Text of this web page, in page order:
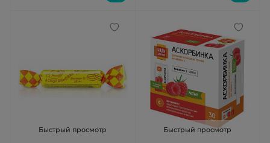
Быстрый просмотр Быстрый просмотр